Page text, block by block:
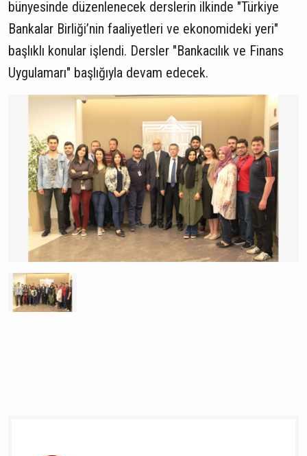
bünyesinde düzenlenecek derslerin ilkinde "Türkiye
Bankalar Birliği’nin faaliyetleri ve ekonomideki yeri"
başlıklı konular işlendi. Dersler "Bankacılık ve Finans
Uygulamarı" başlığıyla devam edecek.